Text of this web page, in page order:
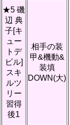
★5 磯
辺 典
子[キ
ュー
トデ
ビル]
スキ
ルツ
リー
習得
後1
相手の装
甲&機動&
装填
DOWN(大)